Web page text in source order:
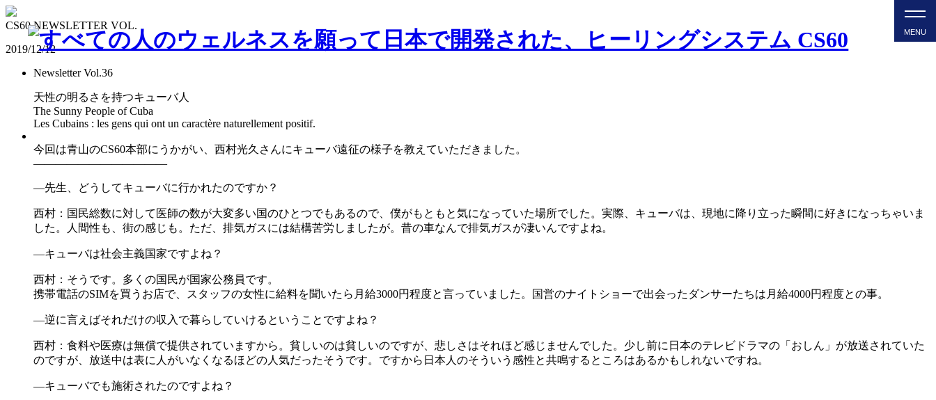
CS60 NEWSLETTER VOL.
2019/12/12
Newsletter Vol.36
天性の明るさを持つキューバ人
The Sunny People of Cuba
Les Cubains : les gens qui ont un caractère naturellement positif.
今回は青山のCS60本部にうかがい、西村光久さんにキューバ遠征の様子を教えていただきました。
――――――――――――
―先生、どうしてキューバに行かれたのですか？
西村：国民総数に対して医師の数が大変多い国のひとつでもあるので、僕がもともと気になっていた場所でした。実際、キューバは、現地に降り立った瞬間に好きになっちゃいま
した。人間性も、街の感じも。ただ、排気ガスには結構苦労しましたが。昔の車なんで排気ガスが凄いんですよね。
―キューバは社会主義国家ですよね？
西村：そうです。多くの国民が国家公務員です。
携帯電話のSIMを買うお店で、スタッフの女性に給料を聞いたら月給3000円程度と言っていました。国営のナイトショーで出会ったダンサーたちは月給4000円程度との事。
―逆に言えばそれだけの収入で暮らしていけるということですよね？
西村：食料や医療は無償で提供されていますから。貧しいのは貧しいのですが、悲しさはそれほど感じませんでした。少し前に日本のテレビドラマの「おしん」が放送されていた
のですが、放送中は表に人がいなくなるほどの人気だったそうです。ですから日本人のそういう感性と共鳴するところはあるかもしれないですね。
―キューバでも施術されたのですよね？